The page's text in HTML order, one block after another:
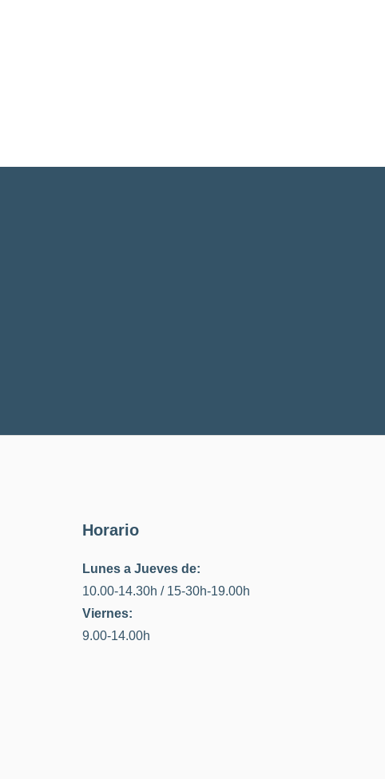
Horario
Lunes a Jueves de:
10.00-14.30h / 15-30h-19.00h
Viernes:
9.00-14.00h